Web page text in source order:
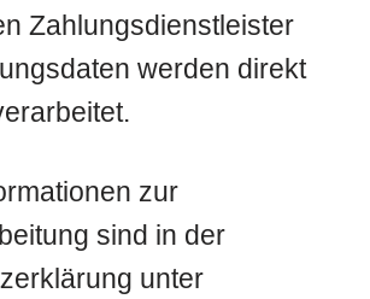
Zahlungsdienstleister
werden direkt
zur
sind in der
unter